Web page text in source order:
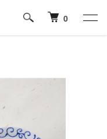
0